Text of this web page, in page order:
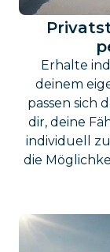
Erhalte
deinem
passen sich
dir, deine
individuell
die